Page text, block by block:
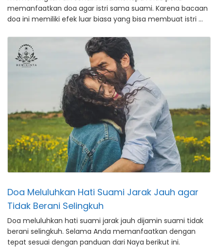
memanfaatkan doa agar istri sama suami. Karena bacaan
doa ini memiliki efek luar biasa yang bisa membuat istri …
Doa Meluluhkan Hati Suami Jarak Jauh agar
Tidak Berani Selingkuh
Doa meluluhkan hati suami jarak jauh dijamin suami tidak
berani selingkuh. Selama Anda memanfaatkan dengan
tepat sesuai dengan panduan dari Naya berikut ini.